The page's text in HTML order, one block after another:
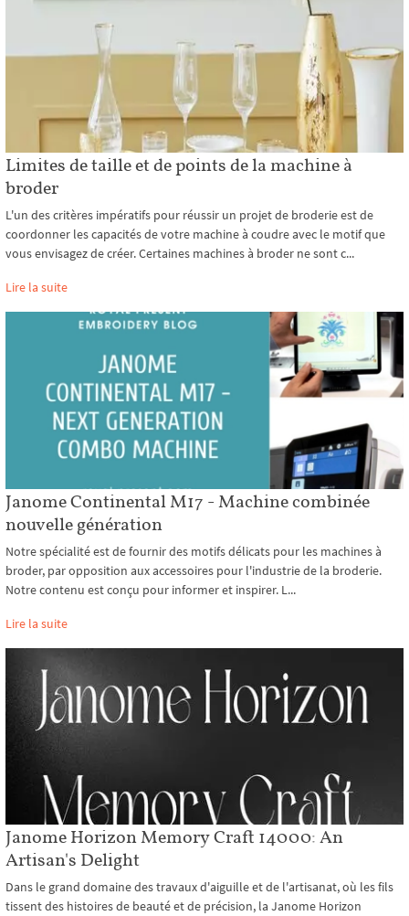
Limites de taille et de points de la machine à
broder
L'un des critères impératifs pour réussir un projet de broderie est de
coordonner les capacités de votre machine à coudre avec le motif que
vous envisagez de créer. Certaines machines à broder ne sont c...
Lire la suite
Janome Continental M17 - Machine combinée
nouvelle génération
Notre spécialité est de fournir des motifs délicats pour les machines à
broder, par opposition aux accessoires pour l'industrie de la broderie.
Notre contenu est conçu pour informer et inspirer. L...
Lire la suite
Janome Horizon Memory Craft 14000: An
Artisan's Delight
Dans le grand domaine des travaux d'aiguille et de l'artisanat, où les fils
tissent des histoires de beauté et de précision, la Janome Horizon